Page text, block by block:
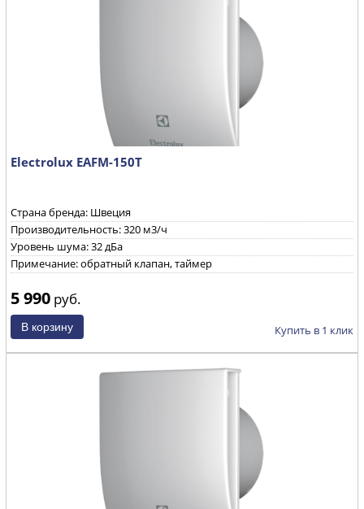
Electrolux EAFM-150T
Страна бренда: Швеция
Производительность: 320 м3/ч
Уровень шума: 32 дБа
Примечание: обратный клапан, таймер
5 990 руб.
Купить в 1 клик